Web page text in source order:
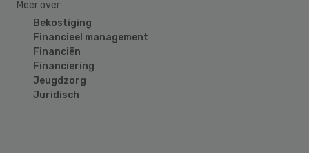
Meer over:
Bekostiging
Financieel management
Financiën
Financiering
Jeugdzorg
Juridisch